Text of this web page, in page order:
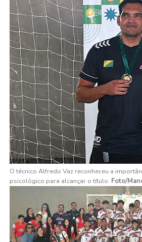
O técnico Alfredo Vaz reconheceu a
psicológico para alcançar o título. Foto/